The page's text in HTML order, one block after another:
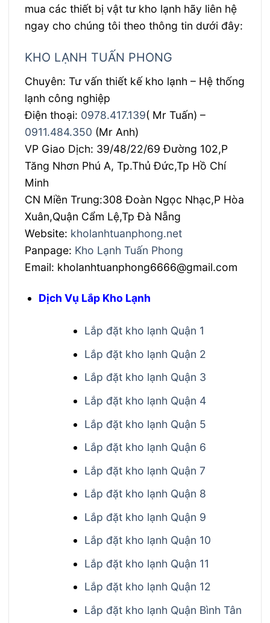
mua các thiết bị vật tư kho lạnh hãy liên hệ
ngay cho chúng tôi theo thông tin dưới đây:
KHO LẠNH TUẤN PHONG
Chuyên: Tư vấn thiết kế kho lạnh – Hệ thống
lạnh công nghiệp
Điện thoại: 0978.417.139( Mr Tuấn) –
0911.484.350 (Mr Anh)
VP Giao Dịch: 39/48/22/69 Đường 102,P
Tăng Nhơn Phú A, Tp.Thủ Đức,Tp Hồ Chí
Minh
CN Miền Trung:308 Đoàn Ngọc Nhạc,P Hòa
Xuân,Quận Cẩm Lệ,Tp Đà Nẵng
Website: kholanhtuanphong.net
Panpage: Kho Lạnh Tuấn Phong
Email: kholanhtuanphong6666@gmail.com
Dịch Vụ Lắp Kho Lạnh
Lắp đặt kho lạnh Quận 1
Lắp đặt kho lạnh Quận 2
Lắp đặt kho lạnh Quận 3
Lắp đặt kho lạnh Quận 4
Lắp đặt kho lạnh Quận 5
Lắp đặt kho lạnh Quận 6
Lắp đặt kho lạnh Quận 7
Lắp đặt kho lạnh Quận 8
Lắp đặt kho lạnh Quận 9
Lắp đặt kho lạnh Quận 10
Lắp đặt kho lạnh Quận 11
Lắp đặt kho lạnh Quận 12
Lắp đặt kho lạnh Quận Bình Tân